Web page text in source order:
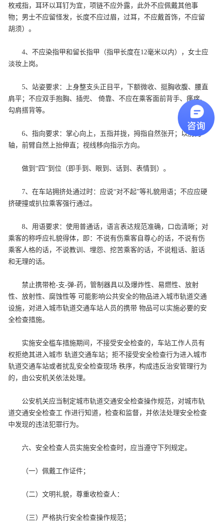
枚戒指，耳环以耳钉为宜，项链不应外露，此外不应佩戴其他事
物；男士不应留怪发，长度不应过眉，过耳，不应戴首饰，不应留
胡须）。
4、不应染指甲和留长指甲（指甲长度在12毫米以内），女士应
淡妆上岗。
5、站姿要求：上身整支头正目平，下额微收、挺胸收腹、腰直
肩平；不应双手抱胸、插兜、 倚靠、不应在乘客面前背手、瘙痒、
勾肩搭背等。
6、指向要求：掌心向上，五指并拢，拇指自然张开；以肘为
轴，前臂自然上抬伸直；视线移向指示方向。
做到“四”到位（即手到、眼到、话到、表情到）。
7、在车站拥挤处通过时：应说“对不起”等礼貌用语；不应应硬
挤硬撞或扒拉乘客强行通过。
8、用语要求：使用普通话，语言表达规范准确，口齿清晰；对
乘客的称呼应礼貌得体，即：不说有伤乘客自尊心的话，不说有伤
乘客人格的话，不说教训、埋怨、挖苦乘客的话，不说粗话、脏话
和无理的话。
禁止携带枪-支-弹-药，管制器具以及爆炸性、易燃性、放射
性、放射性、腐蚀性等 可能影响公共安全的物品进入城市轨道交通
设施，对进入城市轨道交通车站人员的携带 物品可以实施必要的安
全检查措施。
实施安全槛车措施期间，不接受安全检查的，车站工作人员有
权拒绝其进入城市 轨道交通车站；拒不接受安全检查行为进入城市
轨道交通车站或者扰乱安全检查现场 秩序，构成违反治安管理行为
的，由公安机关依法处理。
公安机关应当制定城市轨道交通安全检查操作规范，对城市轨
道交通安全检查工 作进行知道，检查和监督，并依法处理安全检查
中发现的违法犯罪行为。
六、安全检查人员实施安全检查时，应当遵守下列规定。
（一）佩戴工作证件；
（二）文明礼貌，尊重收检查人：
（三）严格执行安全检查操作规范；